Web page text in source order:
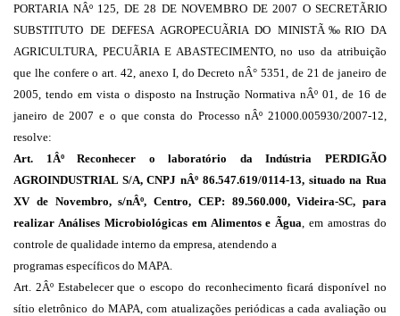
PORTARIA NÂº 125, DE 28 DE NOVEMBRO DE 2007 O SECRETÃRIO
SUBSTITUTO DE DEFESA AGROPECUÃRIA DO MINISTÃ‰RIO DA
AGRICULTURA, PECUÃRIA E ABASTECIMENTO, no uso da atribuição
que lhe confere o art. 42, anexo I, do Decreto nÂ° 5351, de 21 de janeiro de
2005, tendo em vista o disposto na Instrução Normativa nÂº 01, de 16 de
janeiro de 2007 e o que consta do Processo nÂº 21000.005930/2007-12,
resolve:
Art. 1Âº Reconhecer o laboratório da Indústria PERDIGÃO
AGROINDUSTRIAL S/A, CNPJ nÂº 86.547.619/0114-13, situado na Rua
XV de Novembro, s/nÂº, Centro, CEP: 89.560.000, Videira-SC, para
realizar Análises Microbiológicas em Alimentos e Ãgua, em amostras do
controle de qualidade interno da empresa, atendendo a
programas específicos do MAPA.
Art. 2Âº Estabelecer que o escopo do reconhecimento ficará disponível no
sítio eletrônico do MAPA, com atualizações periódicas a cada avaliação ou